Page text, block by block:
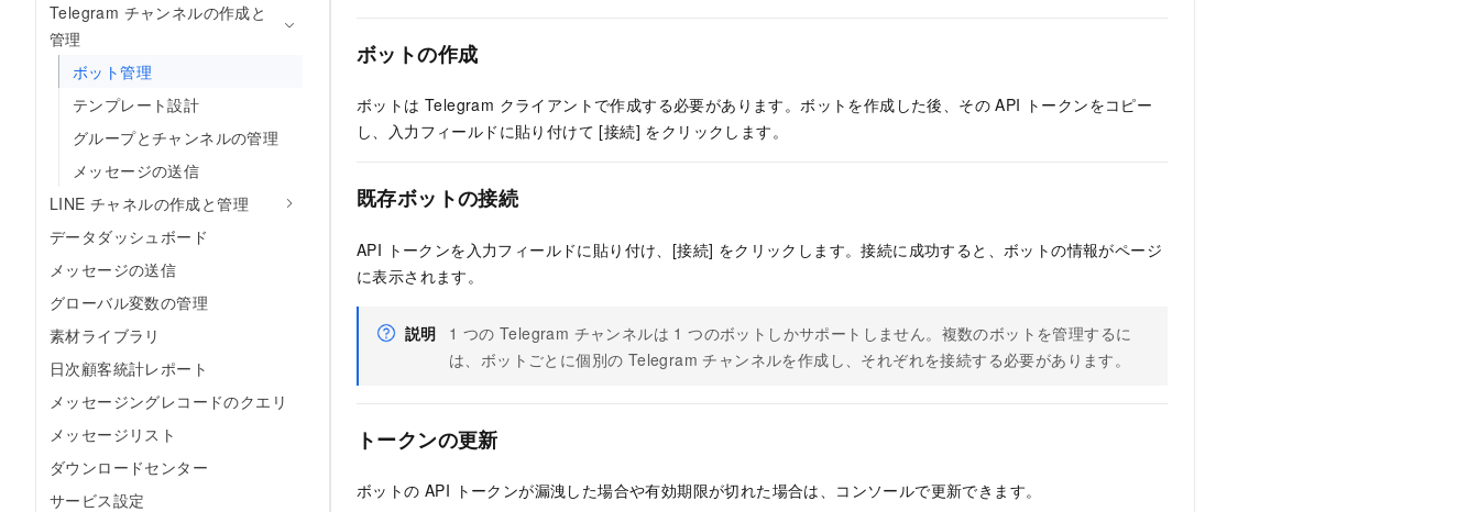
Telegram チャンネルの作成と
管理
ボット管理
テンプレート設計
グループとチャンネルの管理
メッセージの送信
LINE チャネルの作成と管理
データダッシュボード
メッセージの送信
グローバル変数の管理
素材ライブラリ
日次顧客統計レポート
メッセージングレコードのクエリ
メッセージリスト
ダウンロードセンター
サービス設定
ボットの作成
ボットは Telegram クライアントで作成する必要があります。ボットを作成した後、その API トークンをコピー
し、入力フィールドに貼り付けて [接続] をクリックします。
既存ボットの接続
API トークンを入力フィールドに貼り付け、[接続] をクリックします。接続に成功すると、ボットの情報がページ
に表示されます。
説明
1 つの Telegram チャンネルは 1 つのボットしかサポートしません。複数のボットを管理するに
は、ボットごとに個別の Telegram チャンネルを作成し、それぞれを接続する必要があります。
トークンの更新
ボットの API トークンが漏洩した場合や有効期限が切れた場合は、コンソールで更新できます。